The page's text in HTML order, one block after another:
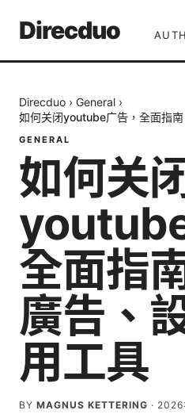
Direcduo
Direcduo › General ›
如何关闭youtube广告，全面指
GENERAL
如何关闭
全面指
廣告、
用工具
BY MAGNUS KETTERING · 2026